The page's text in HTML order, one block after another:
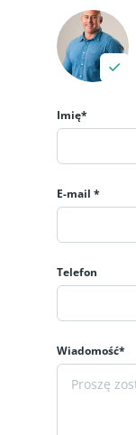
Imię*
E-mail *
Telefon
Wiadomość*